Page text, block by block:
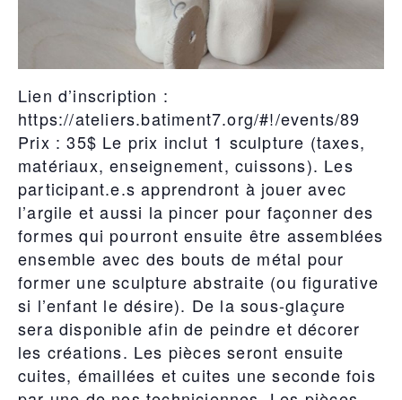
Lien d’inscription :
https://ateliers.batiment7.org/#!/events/89
Prix : 35$ Le prix inclut 1 sculpture (taxes,
matériaux, enseignement, cuissons). Les
participant.e.s apprendront à jouer avec
l’argile et aussi la pincer pour façonner des
formes qui pourront ensuite être assemblées
ensemble avec des bouts de métal pour
former une sculpture abstraite (ou figurative
si l’enfant le désire). De la sous-glaçure
sera disponible afin de peindre et décorer
les créations. Les pièces seront ensuite
cuites, émaillées et cuites une seconde fois